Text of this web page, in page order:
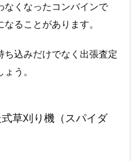
なくなったコンバインで
ることがあります。
ち込みだけでなく出張査定
う。
草刈り機（スパイダ